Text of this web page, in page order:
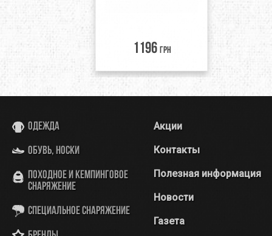
1196 грн
Одежда
Обувь, носки
Походное и кемпинговое
снаряжение
Специальное снаряжение
Акции
Контакты
Полезная информация
Новости
Газета